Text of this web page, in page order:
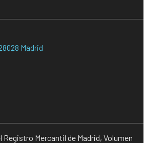
Madrid
Mercantil de Madrid, Volumen